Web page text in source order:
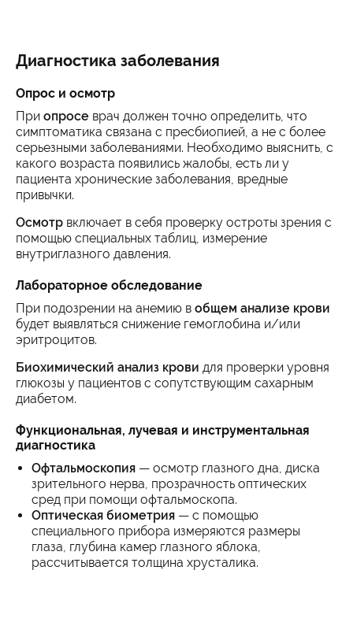
Диагностика заболевания
Опрос и осмотр
При опросе врач должен точно определить, что
симптоматика связана с пресбиопией, а не с более
серьезными заболеваниями. Необходимо выяснить, с
какого возраста появились жалобы, есть ли у
пациента хронические заболевания, вредные
привычки.
Осмотр включает в себя проверку остроты зрения с
помощью специальных таблиц, измерение
внутриглазного давления.
Лабораторное обследование
При подозрении на анемию в общем анализе крови
будет выявляться снижение гемоглобина и/или
эритроцитов.
Биохимический анализ крови для проверки уровня
глюкозы у пациентов с сопутствующим сахарным
диабетом.
Функциональная, лучевая и инструментальная
диагностика
Офтальмоскопия — осмотр глазного дна, диска
зрительного нерва, прозрачность оптических
сред при помощи офтальмоскопа.
Оптическая биометрия — с помощью
специального прибора измеряются размеры
глаза, глубина камер глазного яблока,
рассчитывается толщина хрусталика.